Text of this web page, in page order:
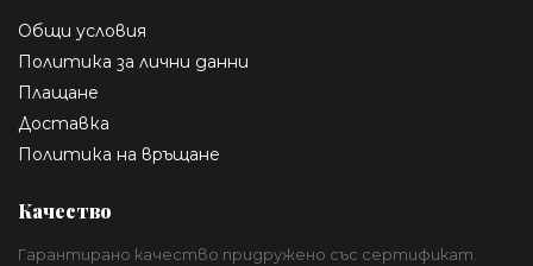
Общи условия
Политика за лични данни
Плащане
Доставка
Политика на връщане
Качество
Гарантирано качество придружено със сертификат.